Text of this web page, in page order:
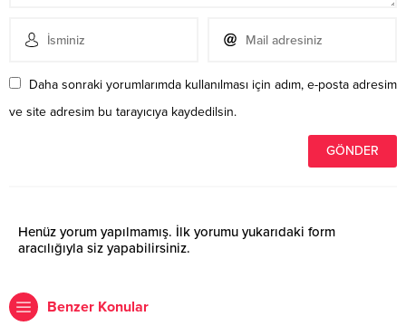
Daha sonraki yorumlarımda kullanılması için adım, e-posta adresim
ve site adresim bu tarayıcıya kaydedilsin.
Henüz yorum yapılmamış. İlk yorumu yukarıdaki form
aracılığıyla siz yapabilirsiniz.
Benzer Konular